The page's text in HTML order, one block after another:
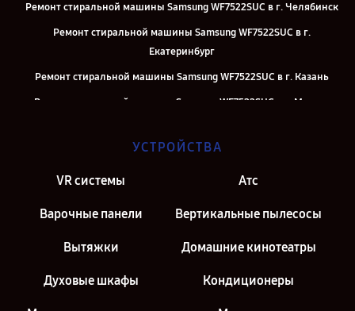
Ремонт стиральной машины Samsung WF7522SUC в г. Челябинск
Ремонт стиральной машины Samsung WF7522SUC в г.
Екатеринбург
Ремонт стиральной машины Samsung WF7522SUC в г. Казань
Ремонт стиральной машины Samsung WF7522SUC в г. Москва
Петербург
УСТРОЙСТВА
VR системы Атс
Варочные панели Вертикальные пылесосы
Вытяжки Домашние кинотеатры
Духовые шкафы Кондиционеры